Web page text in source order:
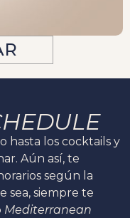
hasta los cocktails y
Aún así, te
según la
sea, siempre te
Mediterranean